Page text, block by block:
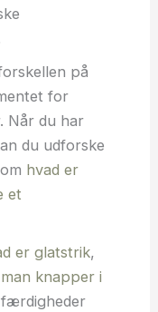
på
for
Når du har
du udforske
hvad er
et
er glatstrik,
knapper i
færdigheder